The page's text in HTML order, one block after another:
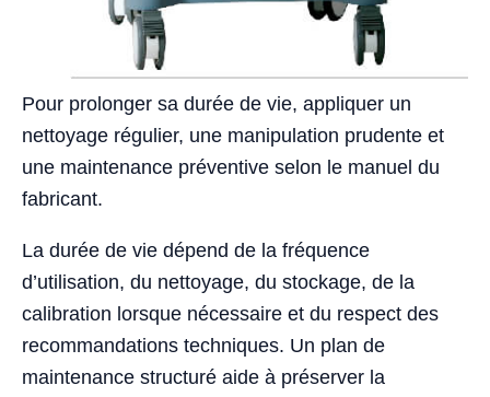
Pour prolonger sa durée de vie, appliquer un
nettoyage régulier, une manipulation prudente et
une maintenance préventive selon le manuel du
fabricant.
La durée de vie dépend de la fréquence
d’utilisation, du nettoyage, du stockage, de la
calibration lorsque nécessaire et du respect des
recommandations techniques. Un plan de
maintenance structuré aide à préserver la